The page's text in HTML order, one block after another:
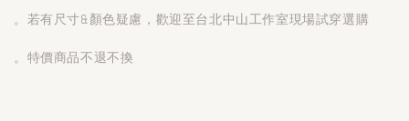
。若有尺寸&顏色疑慮，歡迎至台北中山工作室現場試穿選購
。特價商品不退不換